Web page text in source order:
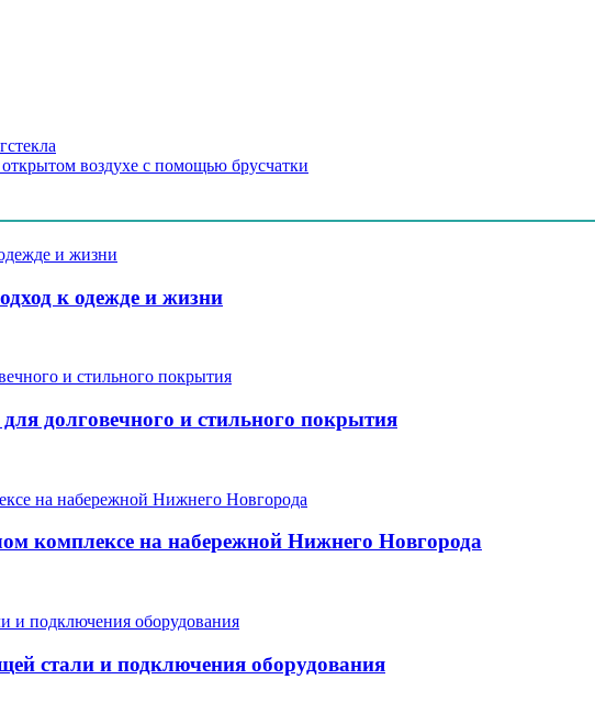
воздухе с помощью брусчатки
к одежде и жизни
долговечного и стильного покрытия
комплексе на набережной Нижнего Новгорода
стали и подключения оборудования